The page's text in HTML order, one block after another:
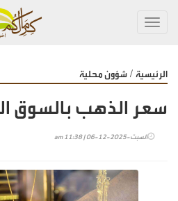
الرئيسية / شؤون محلية
سعر الذهب بالسوق
السبت-2025-12-06 | 11:38 am